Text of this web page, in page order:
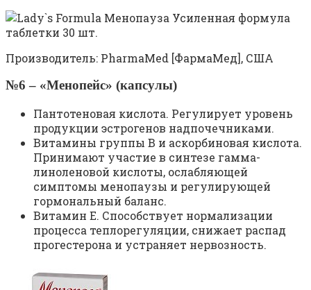
Производитель: PharmaMed [ФармаМед], США
№6 – «Менопейс» (капсулы)
Пантотеновая кислота. Регулирует уровень
продукции эстрогенов надпочечниками.
Витамины группы В и аскорбиновая кислота.
Принимают участие в синтезе гамма-
линоленовой кислоты, ослабляющей
симптомы менопаузы и регулирующей
гормональный баланс.
Витамин Е. Способствует нормализации
процесса теплорегуляции, снижает распад
прогестерона и устраняет нервозность.